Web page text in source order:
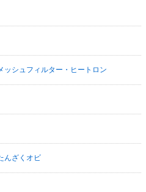
ッシュフィルター・ヒートロン
んざくオビ